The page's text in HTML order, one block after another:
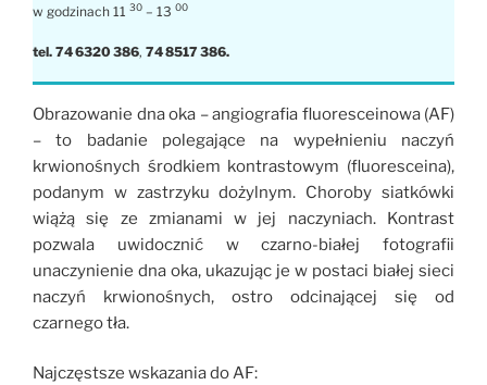
w godzinach 11 30 – 13 00
tel. 74 6320 386, 74 8517 386.
Obrazowanie dna oka – angiografia fluoresceinowa (AF)
– to badanie polegające na wypełnieniu naczyń
krwionośnych środkiem kontrastowym (fluoresceina),
podanym w zastrzyku dożylnym. Choroby siatkówki
wiążą się ze zmianami w jej naczyniach. Kontrast
pozwala uwidocznić w czarno-białej fotografii
unaczynienie dna oka, ukazując je w postaci białej sieci
naczyń krwionośnych, ostro odcinającej się od
czarnego tła.
Najczęstsze wskazania do AF: